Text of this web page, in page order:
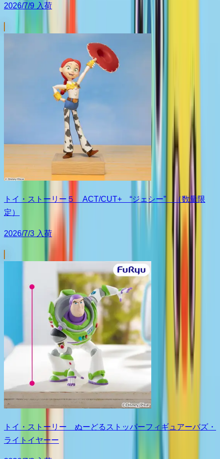
2026/7/9 入荷
トイ・ストーリー５ ACT/CUT+ “ジェシー” （数量限
定）
2026/7/3 入荷
トイ・ストーリー ぬーどるストッパーフィギュアーバズ・
ライトイヤーー